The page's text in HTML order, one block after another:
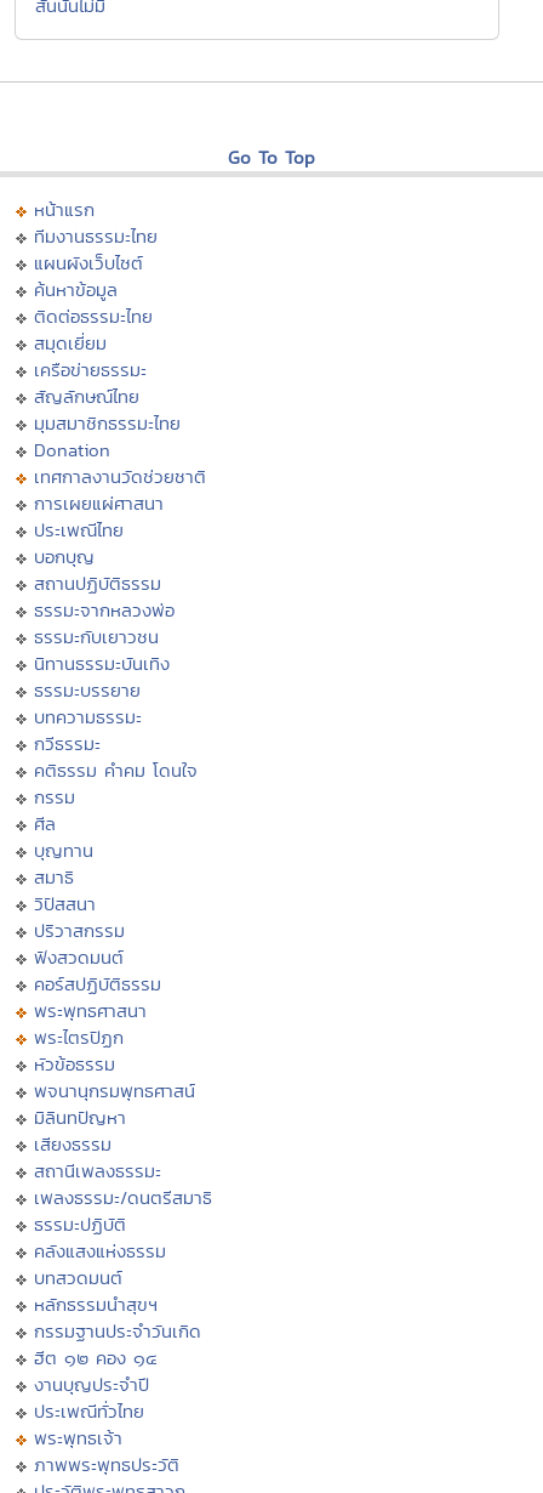
สั้นนั้นไม่มี
Go To Top
หน้าแรก
ทีมงานธรรมะไทย
แผนผังเว็บไซต์
ค้นหาข้อมูล
ติดต่อธรรมะไทย
สมุดเยี่ยม
เครือข่ายธรรมะ
สัญลักษณ์ไทย
มุมสมาชิกธรรมะไทย
Donation
เทศกาลงานวัดช่วยชาติ
การเผยแผ่ศาสนา
ประเพณีไทย
บอกบุญ
สถานปฏิบัติธรรม
ธรรมะจากหลวงพ่อ
ธรรมะกับเยาวชน
นิทานธรรมะบันเทิง
ธรรมะบรรยาย
บทความธรรมะ
กวีธรรมะ
คติธรรม คำคม โดนใจ
กรรม
ศีล
บุญทาน
สมาธิ
วิปัสสนา
ปริวาสกรรม
ฟังสวดมนต์
คอร์สปฏิบัติธรรม
พระพุทธศาสนา
พระไตรปิฏก
หัวข้อธรรม
พจนานุกรมพุทธศาสน์
มิลินทปัญหา
เสียงธรรม
สถานีเพลงธรรมะ
เพลงธรรมะ/ดนตรีสมาธิ
ธรรมะปฏิบัติ
คลังแสงแห่งธรรม
บทสวดมนต์
หลักธรรมนำสุขฯ
กรรมฐานประจำวันเกิด
ฮีต ๑๒ คอง ๑๔
งานบุญประจำปี
ประเพณีทั่วไทย
พระพุทธเจ้า
ภาพพระพุทธประวัติ